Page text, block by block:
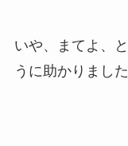
いや、まてよ、
うに助かりました